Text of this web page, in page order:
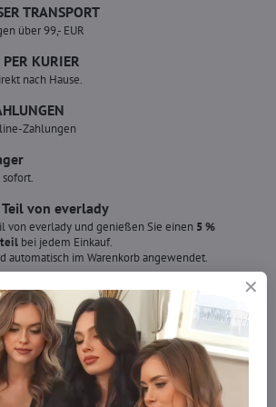
TRANSPORT
über 99,- EUR
KURIER
nach Hause.
Zahlungen
Teil von everlady
von everlady und genießen Sie einen 5 %
bei jedem Einkauf.
automatisch im Warenkorb angewendet.
mehr bestellen ?
zu kontaktieren, wir füllen die Ware für Sie